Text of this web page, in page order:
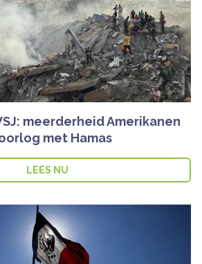
meerderheid Amerikanen
met Hamas
LEES NU